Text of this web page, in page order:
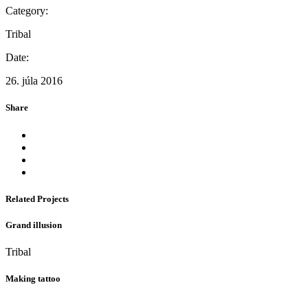
Category:
Tribal
Date:
26. júla 2016
Share
Related Projects
Grand illusion
Tribal
Making tattoo